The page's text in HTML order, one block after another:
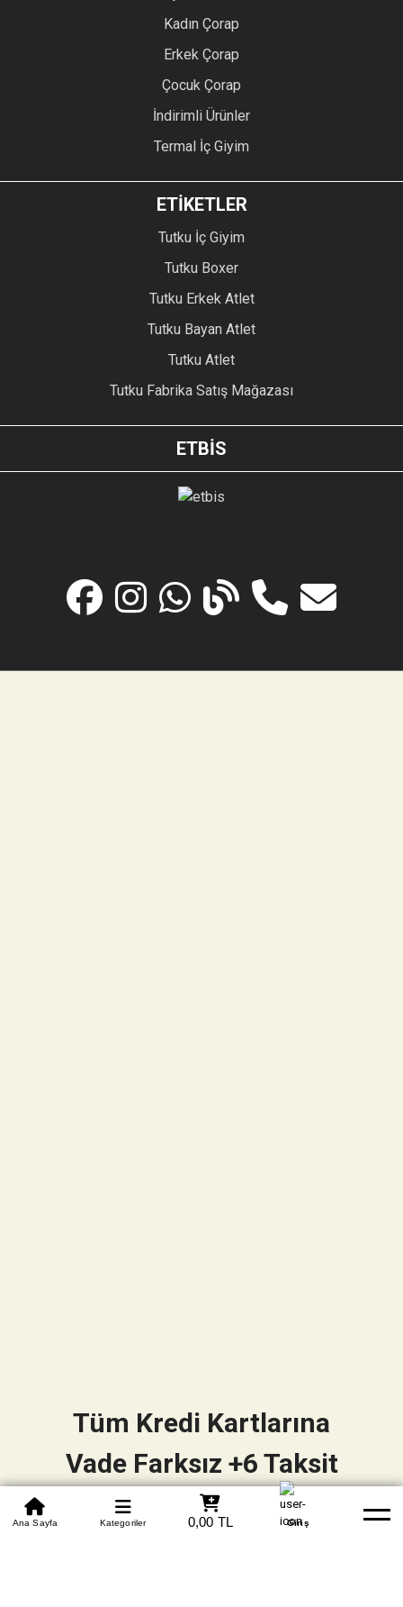
0850 305 09 70
Beden Tablosu Banka Hesapları Whatsapp Yardım
Ana Sayfa Kategoriler 0,00 TL Giriş
Kadın Çorap
Erkek Çorap
Çocuk Çorap
İndirimli Ürünler
Termal İç Giyim
ETİKETLER
Tutku İç Giyim
Tutku Boxer
Tutku Erkek Atlet
Tutku Bayan Atlet
Tutku Atlet
Tutku Fabrika Satış Mağazası
ETBİS
Tüm Kredi Kartlarına
Vade Farksız +6 Taksit